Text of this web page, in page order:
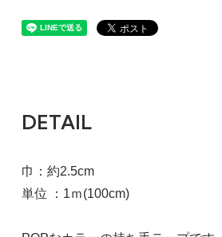
DETAIL
巾：約2.5cm
単位 ：1ｍ(100cm)